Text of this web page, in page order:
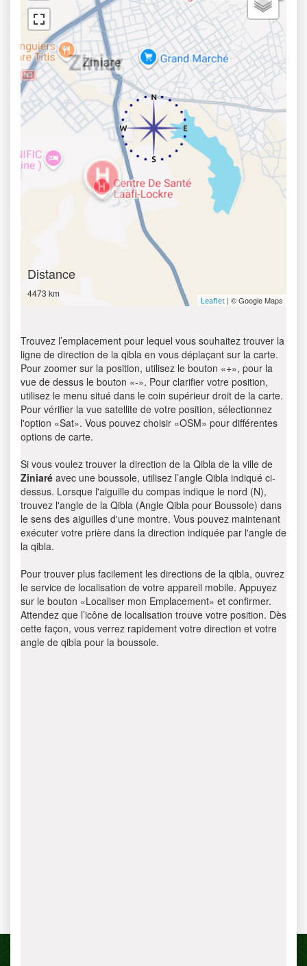
Distance
4473 km
Leaflet | © Google Maps
Trouvez l’emplacement pour lequel vous souhaitez trouver la
ligne de direction de la qibla en vous déplaçant sur la carte.
Pour zoomer sur la position, utilisez le bouton «+», pour la
vue de dessus le bouton «-». Pour clarifier votre position,
utilisez le menu situé dans le coin supérieur droit de la carte.
Pour vérifier la vue satellite de votre position, sélectionnez
l'option «Sat». Vous pouvez choisir «OSM» pour différentes
options de carte.
Si vous voulez trouver la direction de la Qibla de la ville de
Ziniaré avec une boussole, utilisez l’angle Qibla indiqué ci-
dessus. Lorsque l'aiguille du compas indique le nord (N),
trouvez l'angle de la Qibla (Angle Qibla pour Boussole) dans
le sens des aiguilles d'une montre. Vous pouvez maintenant
exécuter votre prière dans la direction indiquée par l'angle de
la qibla.
Pour trouver plus facilement les directions de la qibla, ouvrez
le service de localisation de votre appareil mobile. Appuyez
sur le bouton «Localiser mon Emplacement» et confirmer.
Attendez que l’icône de localisation trouve votre position. Dès
cette façon, vous verrez rapidement votre direction et votre
angle de qibla pour la boussole.